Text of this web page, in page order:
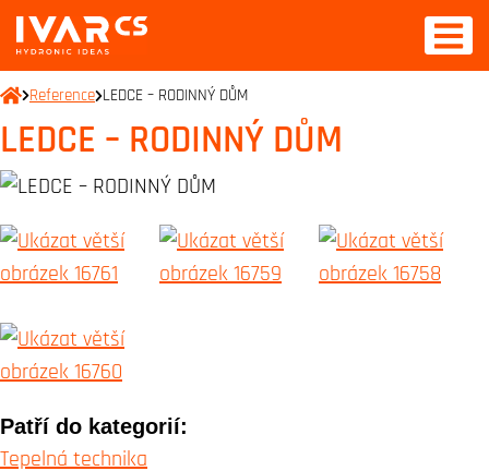
Reference LEDCE – RODINNÝ DŮM
LEDCE – RODINNÝ DŮM
Patří do kategorií:
Tepelná technika